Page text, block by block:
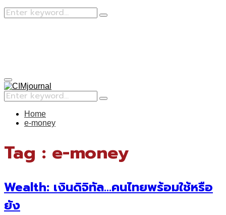
Search
Search
Primary
Menu
Search
for:
Search
Home
e-money
Tag : e-money
Wealth: เงินดิจิทัล…คนไทยพร้อมใช้หรือ
ยัง